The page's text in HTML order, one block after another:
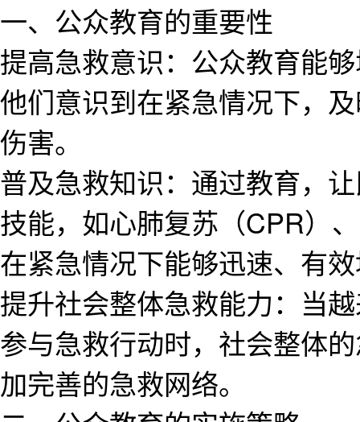
一、公众教育的重要性
提高急救意识：公众教育能
他们意识到在紧急情况下，
伤害。
普及急救知识：通过教育，
技能，如心肺复苏（CPR）
在紧急情况下能够迅速、有
提升社会整体急救能力：当
参与急救行动时，社会整体
加完善的急救网络。